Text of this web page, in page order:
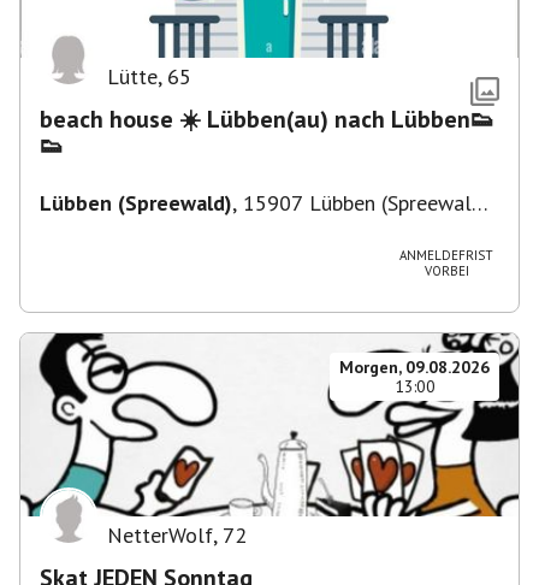
Lütte, 65
beach house ☀️ Lübben(au) nach Lübben👟
👟
Lübben (Spreewald), 15907 Lübben (Spreewald),
ANMELDEFRIST
VORBEI
Morgen, 09.08.2026
13:00
NetterWolf, 72
Skat JEDEN Sonntag